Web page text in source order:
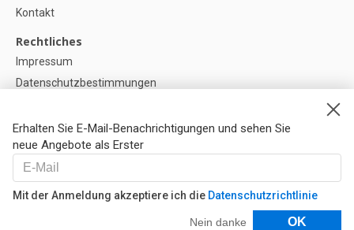
Erhalten Sie E-Mail-Benachrichtigungen und sehen Sie
neue Angebote als Erster
Mit der Anmeldung akzeptiere ich die Datenschutzrichtlinie
Nein danke OK
Filter
Kontakt
Rechtliches
Impressum
Datenschutzbestimmungen
Cookie-Einstellunge
Hilfe
FAQ
Unsere Partner